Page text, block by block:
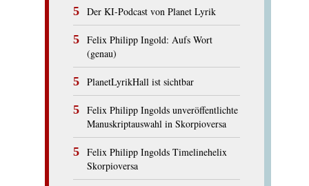
Der KI-Podcast von Planet Lyrik
Felix Philipp Ingold: Aufs Wort
(genau)
PlanetLyrikHall ist sichtbar
Felix Philipp Ingolds unveröffentlichte
Manuskriptauswahl in Skorpioversa
Felix Philipp Ingolds Timelinehelix
Skorpioversa